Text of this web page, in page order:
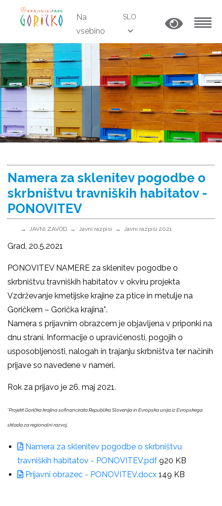
Na
vsebino
SLO
Namera za sklenitev pogodbe o
skrbništvu travniških habitatov -
PONOVITEV
JAVNI ZAVOD Javni razpisi Javni razpisi 2021
Grad, 20.5.2021
PONOVITEV NAMERE za sklenitev pogodbe o
skrbništvu travniških habitatov v okviru projekta
Vzdrževanje kmetijske krajine za ptice in metulje na
Goričkem – Gorička krajina*.
Namera s prijavnim obrazcem je objavljena v priponki na
dnu strani. Informacije o upravičenosti, pogojih o
usposobljenosti, nalogah in trajanju skrbništva ter načinih
prijave so navedene v nameri.
Rok za prijavo je 26. maj 2021.
*Projekt Gorička krajina sofinancirata Republika Slovenija in Evropska unija iz Evropskega
sklada za regionalni razvoj.
Namera za sklenitev pogodbe o skrbništvu
travniških habitatov - PONOVITEV.pdf 920 KB
Prijavni obrazec - PONOVITEV.docx 149 KB